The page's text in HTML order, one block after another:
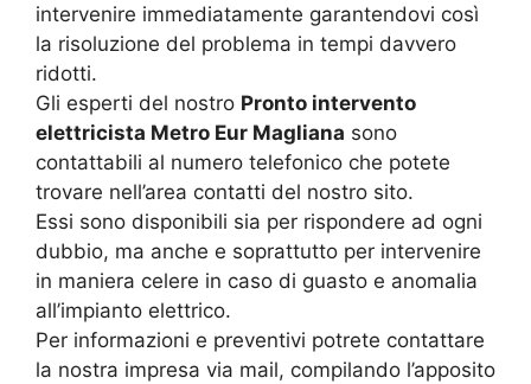
intervenire immediatamente garantendovi così
la risoluzione del problema in tempi davvero
ridotti.
Gli esperti del nostro Pronto intervento
elettricista Metro Eur Magliana sono
contattabili al numero telefonico che potete
trovare nell’area contatti del nostro sito.
Essi sono disponibili sia per rispondere ad ogni
dubbio, ma anche e soprattutto per intervenire
in maniera celere in caso di guasto e anomalia
all’impianto elettrico.
Per informazioni e preventivi potrete contattare
la nostra impresa via mail, compilando l’apposito